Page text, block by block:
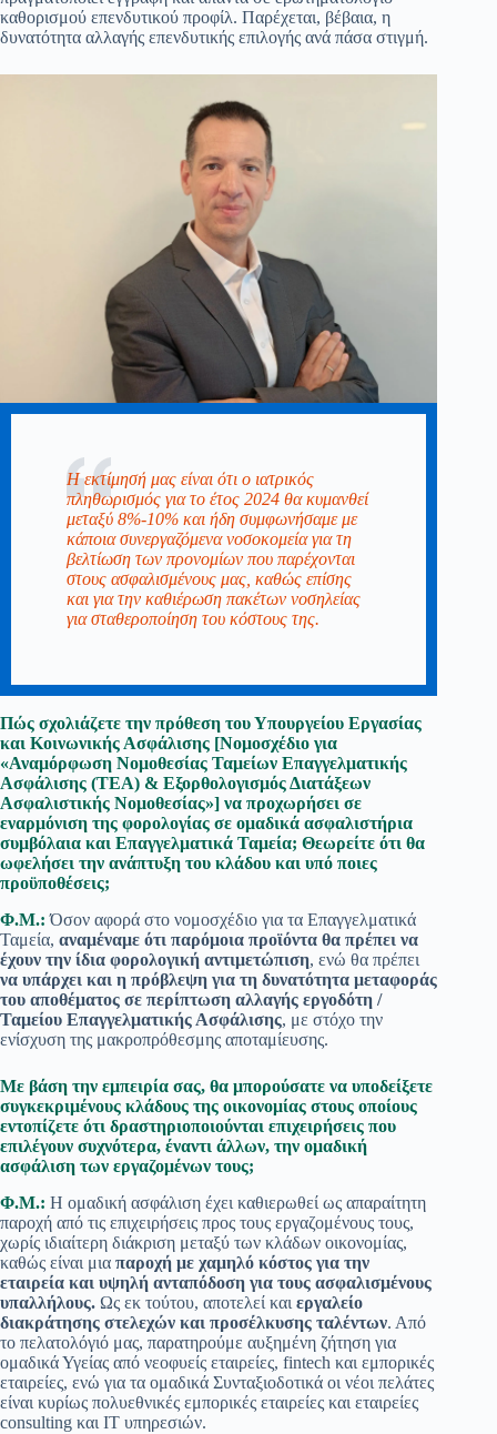
καθορισμού επενδυτικού προφίλ. Παρέχεται, βέβαια, η
δυνατότητα αλλαγής επενδυτικής επιλογής ανά πάσα στιγμή.
Η εκτίμησή μας είναι ότι ο ιατρικός
πληθωρισμός για το έτος 2024 θα κυμανθεί
μεταξύ 8%-10% και ήδη συμφωνήσαμε με
κάποια συνεργαζόμενα νοσοκομεία για τη
βελτίωση των προνομίων που παρέχονται
στους ασφαλισμένους μας, καθώς επίσης
και για την καθιέρωση πακέτων νοσηλείας
για σταθεροποίηση του κόστους της.
Πώς σχολιάζετε την πρόθεση του Υπουργείου Εργασίας
και Κοινωνικής Ασφάλισης [Νομοσχέδιο για
«Αναμόρφωση Νομοθεσίας Ταμείων Επαγγελματικής
Ασφάλισης (TEA) & Εξορθολογισμός Διατάξεων
Ασφαλιστικής Νομοθεσίας»] να προχωρήσει σε
εναρμόνιση της φορολογίας σε ομαδικά ασφαλιστήρια
συμβόλαια και Επαγγελματικά Ταμεία; Θεωρείτε ότι θα
ωφελήσει την ανάπτυξη του κλάδου και υπό ποιες
προϋποθέσεις;
Φ.Μ.:Όσον αφορά στο νομοσχέδιο για τα Επαγγελματικά
Ταμεία, αναμέναμε ότι παρόμοια προϊόντα θα πρέπει να
έχουν την ίδια φορολογική αντιμετώπιση, ενώ θα πρέπει
να υπάρχει και η πρόβλεψη για τη δυνατότητα μεταφοράς
του αποθέματος σε περίπτωση αλλαγής εργοδότη /
Ταμείου Επαγγελματικής Ασφάλισης, με στόχο την
ενίσχυση της μακροπρόθεσμης αποταμίευσης.
Με βάση την εμπειρία σας, θα μπορούσατε να υποδείξετε
συγκεκριμένους κλάδους της οικονομίας στους οποίους
εντοπίζετε ότι δραστηριοποιούνται επιχειρήσεις που
επιλέγουν συχνότερα, έναντι άλλων, την ομαδική
ασφάλιση των εργαζομένων τους;
Φ.Μ.: Η ομαδική ασφάλιση έχει καθιερωθεί ως απαραίτητη
παροχή από τις επιχειρήσεις προς τους εργαζομένους τους,
χωρίς ιδιαίτερη διάκριση μεταξύ των κλάδων οικονομίας,
καθώς είναι μια παροχή με χαμηλό κόστος για την
εταιρεία και υψηλή ανταπόδοση για τους ασφαλισμένους
υπαλλήλους. Ως εκ τούτου, αποτελεί και εργαλείο
διακράτησης στελεχών και προσέλκυσης ταλέντων. Από
το πελατολόγιό μας, παρατηρούμε αυξημένη ζήτηση για
ομαδικά Υγείας από νεοφυείς εταιρείες, fintech και εμπορικές
εταιρείες, ενώ για τα ομαδικά Συνταξιοδοτικά οι νέοι πελάτες
είναι κυρίως πολυεθνικές εμπορικές εταιρείες και εταιρείες
consulting και IT υπηρεσιών.